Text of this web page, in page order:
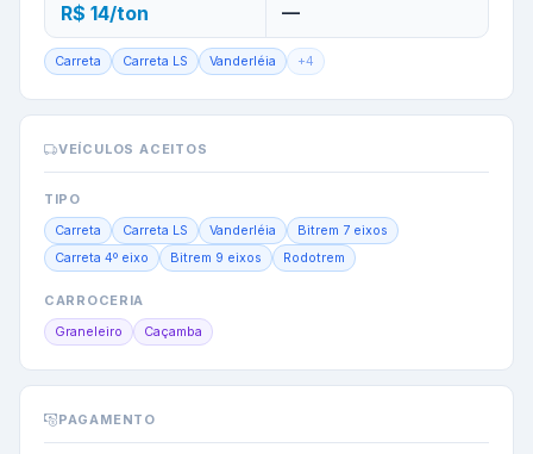
R$ 14/ton —
Carreta Carreta LS Vanderléia +4
VEÍCULOS ACEITOS
TIPO
Carreta Carreta LS Vanderléia
Bitrem 7 eixos
Carreta 4º eixo
Bitrem 9 eixos Rodotrem
CARROCERIA
Graneleiro Caçamba
PAGAMENTO